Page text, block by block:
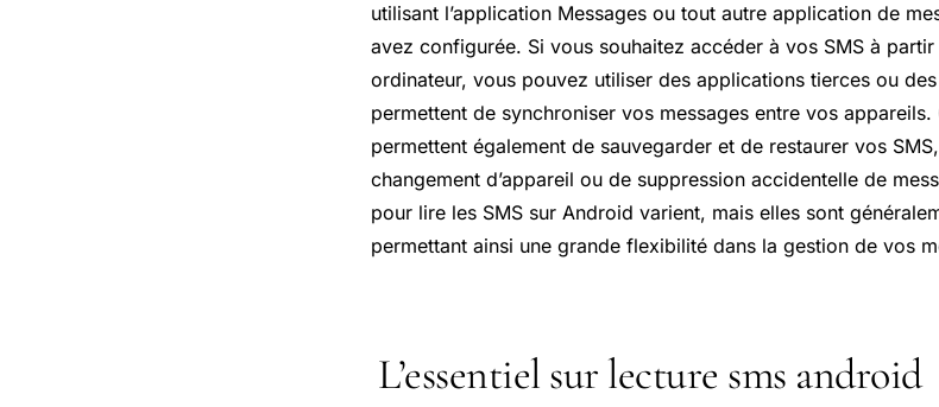
utilisant l’application Messages ou tout autre application de
avez configurée. Si vous souhaitez accéder à vos SMS à
ordinateur, vous pouvez utiliser des applications tierces ou
permettent de synchroniser vos messages entre vos
permettent également de sauvegarder et de restaurer vos
changement d’appareil ou de suppression accidentelle de
pour lire les SMS sur Android varient, mais elles sont
permettant ainsi une grande flexibilité dans la gestion de vos
L’essentiel sur lecture sms android